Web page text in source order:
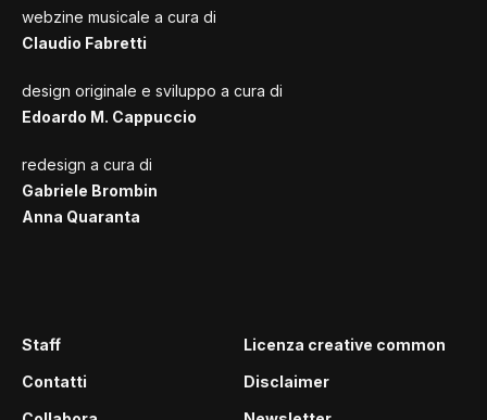
webzine musicale a cura di
Claudio Fabretti
design originale e sviluppo a cura di
Edoardo M. Cappuccio
redesign a cura di
Gabriele Brombin
Anna Quaranta
Staff
Contatti
Licenza creative common
Disclaimer